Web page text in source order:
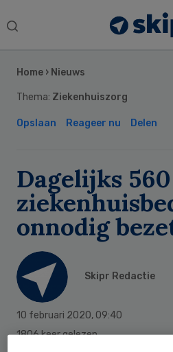
Search
Home › Nieuws
Thema: Ziekenhuiszorg
Opslaan Reageer nu Delen
Dagelijks 560
onnodig
Skipr Redactie
10 februari 2020, 09:40
1806 keer gelezen
Sidebar